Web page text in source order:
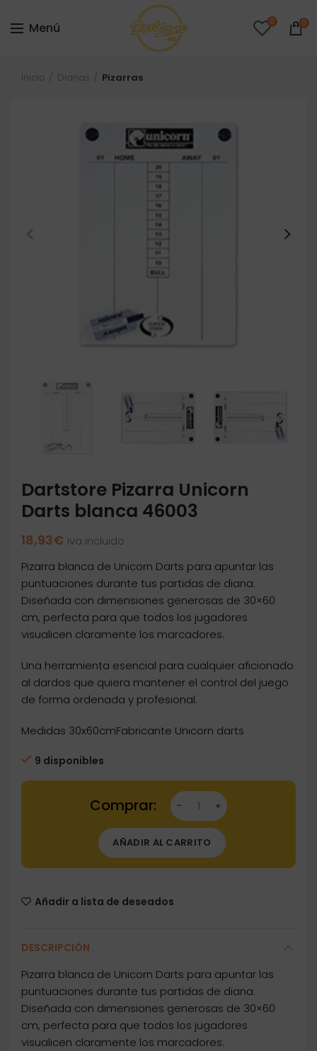
Menú 0 0
Inicio Dianas Pizarras
Dartstore Pizarra Unicorn
Darts blanca 46003
18,93€ Iva incluido
Pizarra blanca de Unicorn Darts para apuntar las
puntuaciones durante tus partidas de diana.
Diseñada con dimensiones generosas de 30×60
cm, perfecta para que todos los jugadores
visualicen claramente los marcadores.
Una herramienta esencial para cualquier aficionado
al dardos que quiera mantener el control del juego
de forma ordenada y profesional.
Medidas 30x60cmFabricante Unicorn darts
9 disponibles
Dartstore Pizarra Unicorn Darts blanca
AÑADIR AL CARRITO
Añadir a lista de deseados
DESCRIPCIÓN
Pizarra blanca de Unicorn Darts para apuntar las
puntuaciones durante tus partidas de diana.
Diseñada con dimensiones generosas de 30×60
cm, perfecta para que todos los jugadores
visualicen claramente los marcadores.